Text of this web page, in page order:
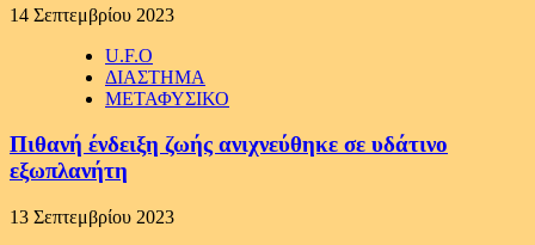
14 Σεπτεμβρίου 2023
U.F.O
ΔΙΑΣΤΗΜΑ
ΜΕΤΑΦΥΣΙΚΟ
Πιθανή ένδειξη ζωής ανιχνεύθηκε σε υδάτινο
εξωπλανήτη
13 Σεπτεμβρίου 2023